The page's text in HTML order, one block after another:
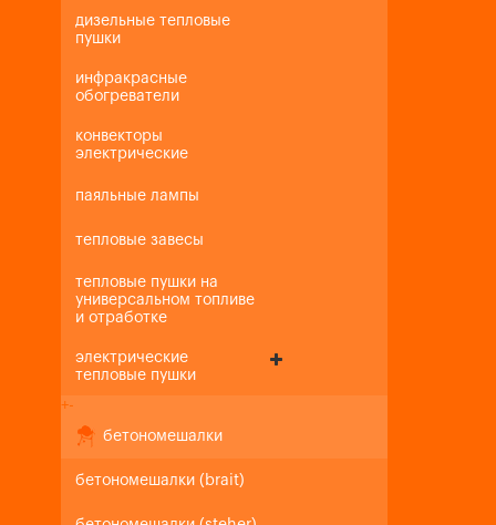
дизельные тепловые
пушки
инфракрасные
обогреватели
конвекторы
электрические
паяльные лампы
тепловые завесы
тепловые пушки на
универсальном топливе
и отработке
электрические
тепловые пушки
+-
бетономешалки
бетономешалки (brait)